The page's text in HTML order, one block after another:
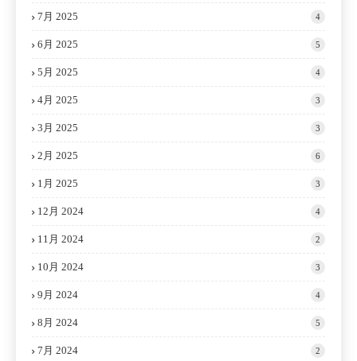
7月 2025 4
6月 2025 5
5月 2025 4
4月 2025 3
3月 2025 3
2月 2025 6
1月 2025 3
12月 2024 4
11月 2024 2
10月 2024 3
9月 2024 4
8月 2024 5
7月 2024 2